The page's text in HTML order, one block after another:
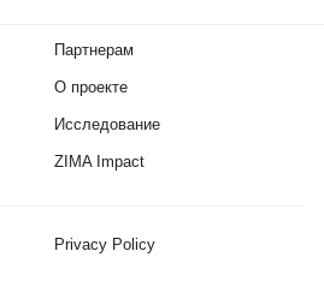
Партнерам
О проекте
Исследование
ZIMA Impact
Privacy Policy